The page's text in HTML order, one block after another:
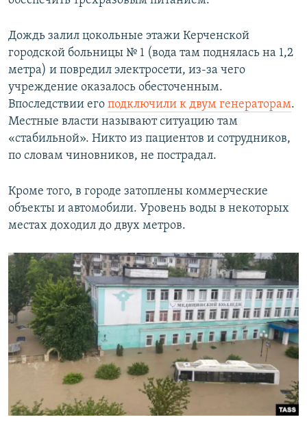
Дождь залил цокольные этажи Керченской
городской больницы № 1 (вода там поднялась на 1,2
метра) и повредил электросети, из-за чего
учреждение оказалось обесточенным.
Впоследствии его подключили к двум генераторам.
Местные власти называют ситуацию там
«стабильной». Никто из пациентов и сотрудников,
по словам чиновников, не пострадал.
Кроме того, в городе затоплены коммерческие
объекты и автомобили. Уровень воды в некоторых
местах доходил до двух метров.